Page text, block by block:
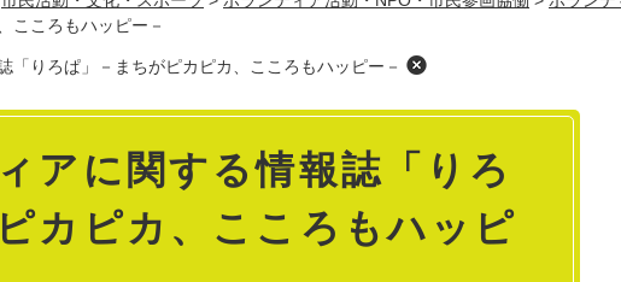
こころもハッピー－
「りろぱ」－まちがピカピカ、こころもハッピー－
アに関する情報誌「りろ
カピカ、こころもハッピ